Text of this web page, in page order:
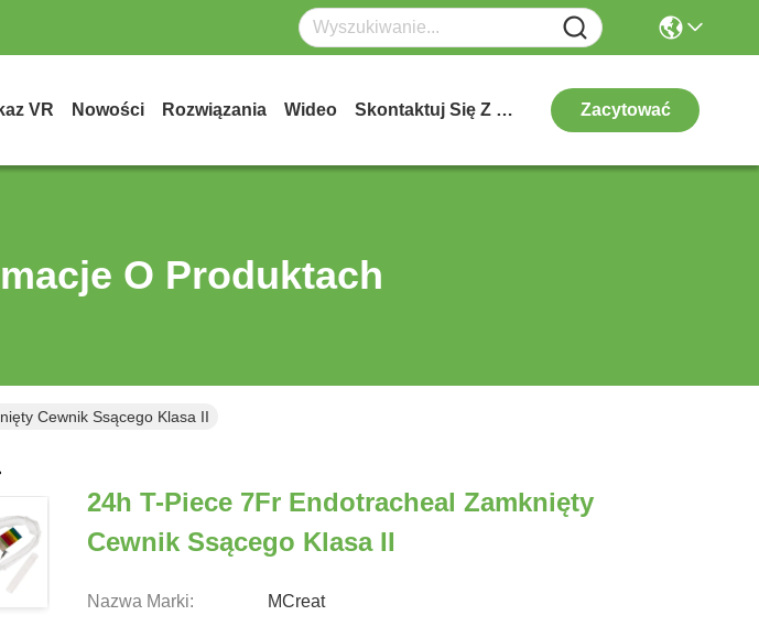
VR Nowości Rozwiązania Wideo Skontaktuj Się Z Nami Zacytować
O Produktach
Cewnik Ssącego Klasa II
24h T-Piece 7Fr Endotracheal Zamknięty
Cewnik Ssącego Klasa II
Nazwa Marki: MCreat